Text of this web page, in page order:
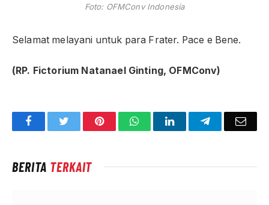
Foto: OFMConv Indonesia
Selamat melayani untuk para Frater. Pace e Bene.
(RP. Fictorium Natanael Ginting, OFMConv)
FacebookTwitter PinterestWhatsAppLinkedInTelegram
BERITA TERKAIT